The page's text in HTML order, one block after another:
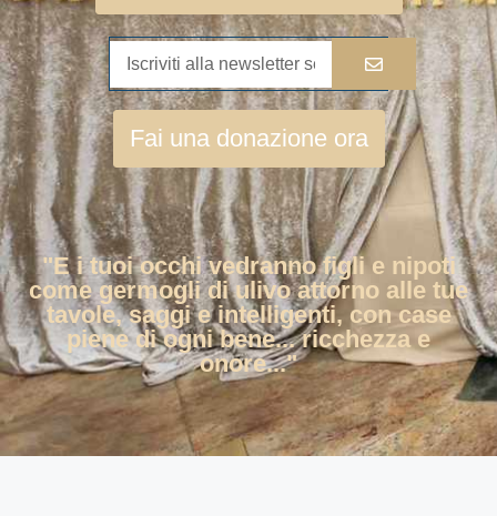
Fai una donazione ora
"E i tuoi occhi vedranno figli e nipoti
come germogli di ulivo attorno alle tue
tavole, saggi e intelligenti, con case
piene di ogni bene... ricchezza e
onore..."